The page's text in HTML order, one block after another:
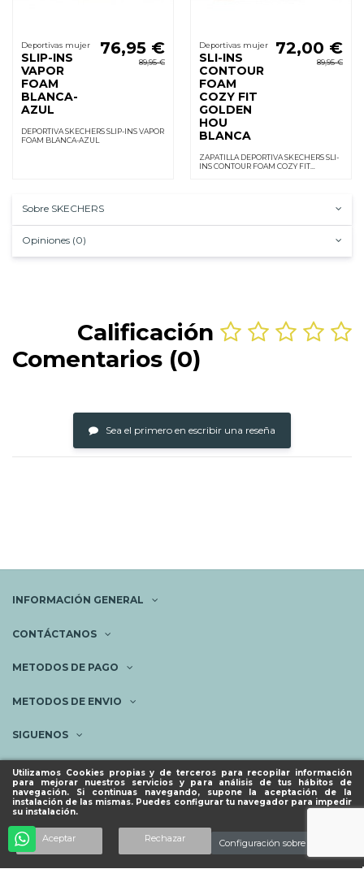
Utilizamos Cookies propias y de terceros para recopilar información
para mejorar nuestros servicios y para análisis de tus hábitos de
navegación. Si continuas navegando, supone la aceptación de la
instalación de las mismas. Puedes configurar tu navegador para impedir
su instalación.
Aceptar Rechazar Configuración sobre cookies
Añadir al carrito
Deportivas mujer
SLIP-INS
VAPOR
FOAM
BLANCA-
AZUL
76,95 €
89,95 €
DEPORTIVA SKECHERS SLIP-INS VAPOR
FOAM BLANCA-AZUL
Deportivas mujer
SLI-INS
CONTOUR
FOAM
COZY FIT
GOLDEN
HOU
BLANCA
72,00 €
89,95 €
ZAPATILLA DEPORTIVA SKECHERS SLI-
INS CONTOUR FOAM COZY FIT
Sobre SKECHERS
Opiniones (0)
Calificación
Comentarios (0)
Sea el primero en escribir una reseña
INFORMACIÓN GENERAL
CONTÁCTANOS
METODOS DE PAGO
METODOS DE ENVIO
SIGUENOS
NEWSLETTER